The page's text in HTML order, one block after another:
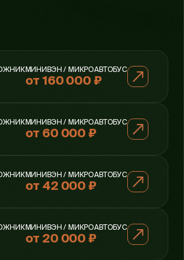
МИНИВЭН / МИКРОАВТОБУС
от 160 000 ₽
МИНИВЭН / МИКРОАВТОБУС
от 60 000 ₽
МИНИВЭН / МИКРОАВТОБУС
от 42 000 ₽
МИНИВЭН / МИКРОАВТОБУС
от 20 000 ₽